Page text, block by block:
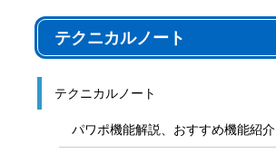
テクニカルノート
テクニカルノート
パワポ機能解説、おすすめ機能紹介